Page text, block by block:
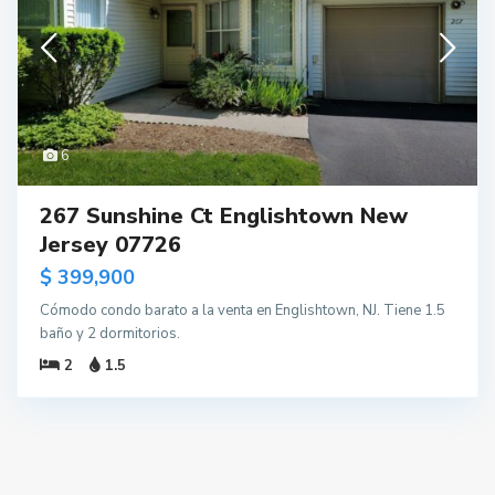
6
267 Sunshine Ct Englishtown New
Jersey 07726
$ 399,900
Cómodo condo barato a la venta en Englishtown, NJ. Tiene 1.5
baño y 2 dormitorios.
2
1.5